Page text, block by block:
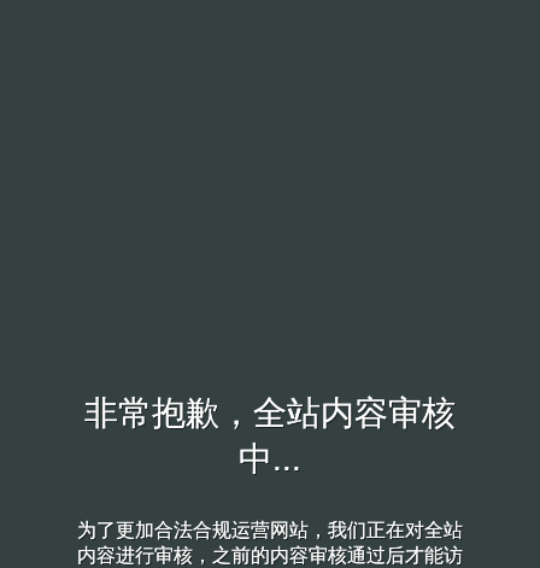
非常抱歉，全站内容审核
中...
为了更加合法合规运营网站，我们正在对全站
内容进行审核，之前的内容审核通过后才能访
非常抱歉，全站内容审核
中...
为了更加合法合规运营网站，我们正在对全站
内容进行审核，之前的内容审核通过后才能访